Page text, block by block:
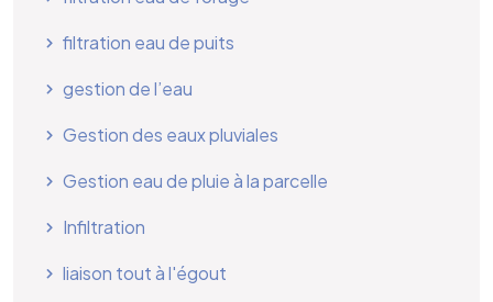
filtration eau de puits
gestion de l’eau
Gestion des eaux pluviales
Gestion eau de pluie à la parcelle
Infiltration
liaison tout à l'égout